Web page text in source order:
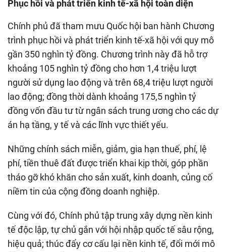
Phục hồi và phát triển kinh tế-xã hội toàn diện
Chính phủ đã tham mưu Quốc hội ban hành Chương
trình phục hồi và phát triển kinh tế-xã hội với quy mô
gần 350 nghìn tỷ đồng. Chương trình này đã hỗ trợ
khoảng 105 nghìn tỷ đồng cho hơn 1,4 triệu lượt
người sử dụng lao động và trên 68,4 triệu lượt người
lao động; đồng thời dành khoảng 175,5 nghìn tỷ
đồng vốn đầu tư từ ngân sách trung ương cho các dự
án hạ tầng, y tế và các lĩnh vực thiết yếu.
Những chính sách miễn, giảm, gia hạn thuế, phí, lệ
phí, tiền thuê đất được triển khai kịp thời, góp phần
tháo gỡ khó khăn cho sản xuất, kinh doanh, củng cố
niềm tin của cộng đồng doanh nghiệp.
Cùng với đó, Chính phủ tập trung xây dựng nền kinh
tế độc lập, tự chủ gắn với hội nhập quốc tế sâu rộng,
hiệu quả; thúc đẩy cơ cấu lại nền kinh tế, đổi mới mô